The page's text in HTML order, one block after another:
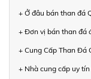
+ Ở đâu bán than đá
+ Đơn vị bán than đá
+ Cung Cấp Than Đá
+ Nhà cung cấp uy